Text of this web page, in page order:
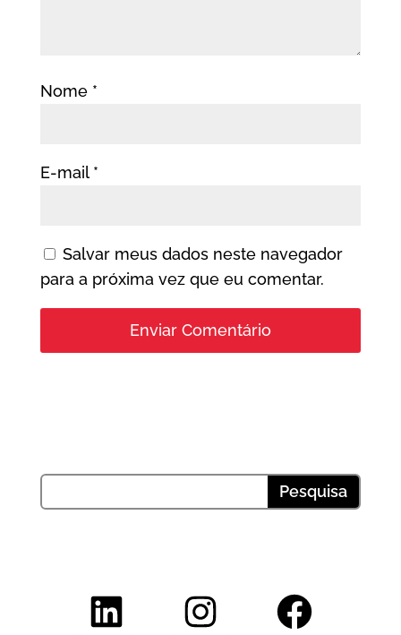
Nome *
E-mail *
Salvar meus dados neste navegador
para a próxima vez que eu comentar.
LinkedIn InstagramFacebook